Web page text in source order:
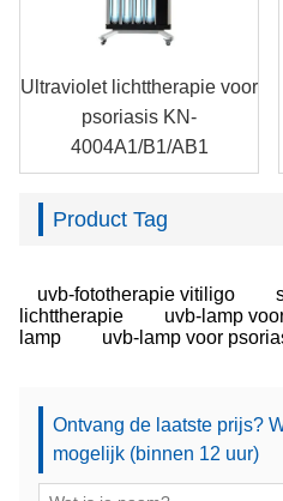
Ultraviolet lichttherapie voor
psoriasis KN-
4004A1/B1/AB1
Product Tag
uvb-fototherapie vitiligo
lichttherapie
uvb-lamp
lamp
uvb-lamp voor
Ontvang de laatste prijs?
mogelijk (binnen 12 uur)